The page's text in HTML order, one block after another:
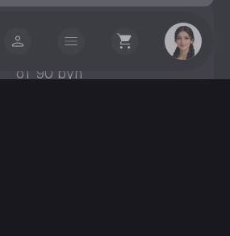
доставку
от 90 byn